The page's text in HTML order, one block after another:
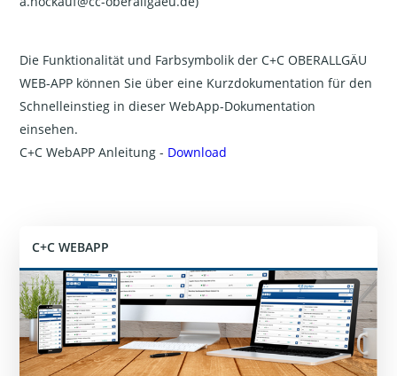
C+C WEBAPP
Die Funktionalität und Farbsymbolik der C+C OBERALLGÄU
WEB-APP können Sie über eine Kurzdokumentation für den
Schnelleinstieg in dieser WebApp-Dokumentation
einsehen.
C+C WebAPP Anleitung - Download